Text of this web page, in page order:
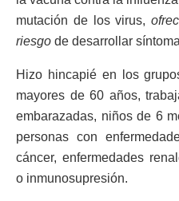
mutación de los virus,
riesgo de desarrollar
Hizo hincapié en los
mayores de 60 años,
embarazadas, niños de 6
personas con
cáncer, enfermedades
o inmunosupresión.